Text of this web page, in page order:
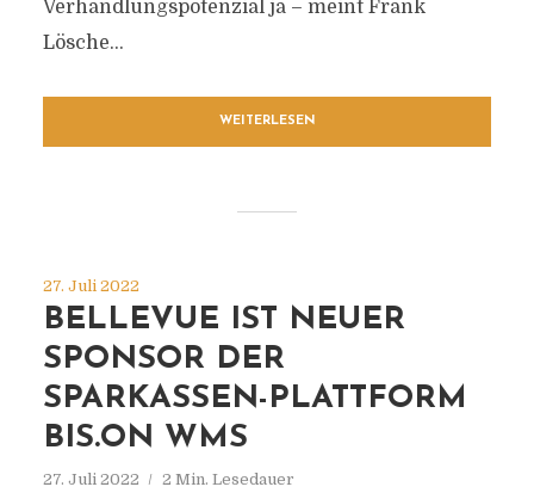
Verhandlungspotenzial ja – meint Frank
Lösche...
WEITERLESEN
27. Juli 2022
BELLEVUE IST NEUER
SPONSOR DER
SPARKASSEN-PLATTFORM
BIS.ON WMS
27. Juli 2022 2 Min. Lesedauer